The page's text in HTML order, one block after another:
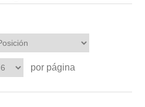
por página